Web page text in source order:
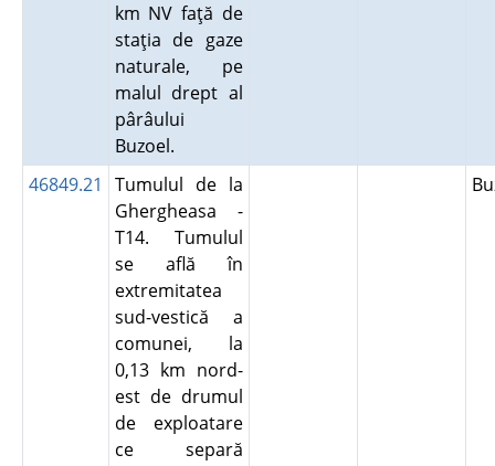
km NV faţă de
staţia de gaze
naturale, pe
malul drept al
pârâului
Buzoel.
46849.21
Tumulul de la
Ghergheasa -
T14. Tumulul
se află în
extremitatea
sud-vestică a
comunei, la
0,13 km nord-
est de drumul
de exploatare
ce separă